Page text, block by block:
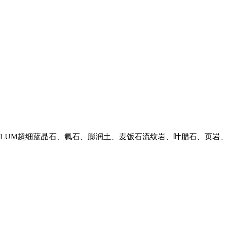
超细蓝晶石、氟石、膨润土、麦饭石流纹岩、叶腊石、页岩